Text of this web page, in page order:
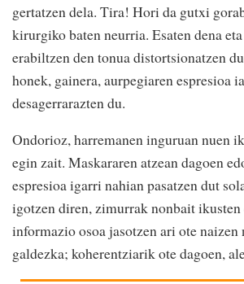
gertatzen dela. Tira! Hori da gutxi
kirurgiko baten neurria. Esaten dena
erabiltzen den tonua distortsionatzen
honek, gainera, aurpegiaren espresioa
desagerrarazten du.
Ondorioz, harremanen inguruan nuen
egin zait. Maskararen atzean dagoen
espresioa igarri nahian pasatzen dut
igotzen diren, zimurrak nonbait
informazio osoa jasotzen ari ote naizen
galdezka; koherentziarik ote dagoen,